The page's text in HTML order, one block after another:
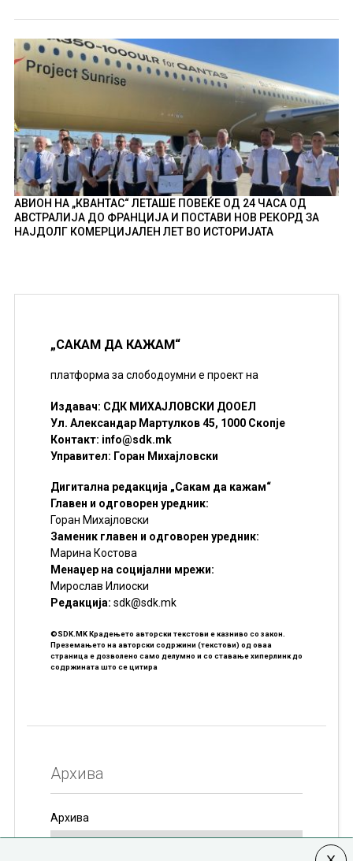
АВИОН НА „КВАНТАС“ ЛЕТАШЕ ПОВЕЌЕ ОД 24 ЧАСА ОД
АВСТРАЛИЈА ДО ФРАНЦИЈА И ПОСТАВИ НОВ РЕКОРД ЗА
НАЈДОЛГ КОМЕРЦИЈАЛЕН ЛЕТ ВО ИСТОРИЈАТА
„САКАМ ДА КАЖАМ“
платформа за слободоумни е проект на
Издавач: СДК МИХАЈЛОВСКИ ДООЕЛ
Ул. Александар Мартулков 45, 1000 Скопје
Контакт: info@sdk.mk
Управител: Горан Михајловски
Дигитална редакција „Сакам да кажам“
Главен и одговорен уредник:
Горан Михајловски
Заменик главен и одговорен уредник:
Марина Костова
Менаџер на социјални мрежи:
Мирослав Илиоски
Редакцијa: sdk@sdk.mk
©SDK.MK Крадењето авторски текстови е казниво со закон.
Преземањето на авторски содржини (текстови) од оваа
страница е дозволено само делумно и со ставање хиперлинк до
содржината што се цитира
Архива
Архива